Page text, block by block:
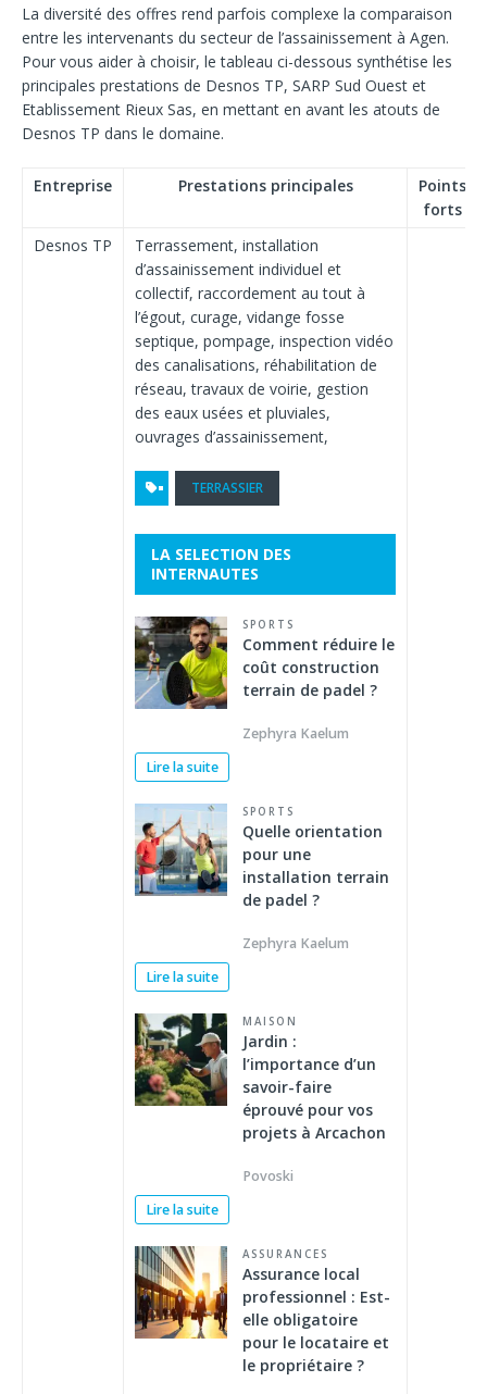
La diversité des offres rend parfois complexe la comparaison
entre les intervenants du secteur de l’assainissement à Agen.
Pour vous aider à choisir, le tableau ci-dessous synthétise les
principales prestations de Desnos TP, SARP Sud Ouest et
Etablissement Rieux Sas, en mettant en avant les atouts de
Desnos TP dans le domaine.
Entreprise Prestations principales
Points
forts
Desnos TP
Terrassement, installation
d’assainissement individuel et
collectif, raccordement au tout à
l’égout, curage, vidange fosse
septique, pompage, inspection vidéo
des canalisations, réhabilitation de
réseau, travaux de voirie, gestion
des eaux usées et pluviales,
ouvrages d’assainissement,
TERRASSIER
LA SELECTION DES
INTERNAUTES
SPORTS
Comment réduire le
coût construction
terrain de padel ?
Zephyra Kaelum
Lire la suite
SPORTS
Quelle orientation
pour une
installation terrain
de padel ?
Zephyra Kaelum
Lire la suite
MAISON
Jardin :
l’importance d’un
savoir-faire
éprouvé pour vos
projets à Arcachon
Povoski
Lire la suite
ASSURANCES
Assurance local
professionnel : Est-
elle obligatoire
pour le locataire et
le propriétaire ?